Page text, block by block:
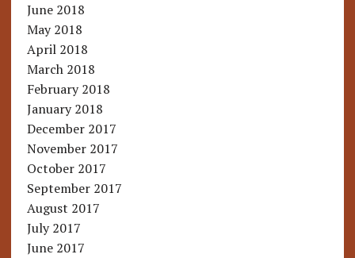
June 2018
May 2018
April 2018
March 2018
February 2018
January 2018
December 2017
November 2017
October 2017
September 2017
August 2017
July 2017
June 2017